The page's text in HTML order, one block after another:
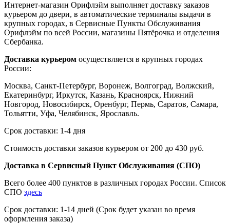
Интернет-магазин Орифлэйм выполняет доставку заказов
курьером до двери, в автоматические терминалы выдачи в
крупных городах, в Сервисные Пункты Обслуживания
Орифлэйм по всей России, магазины Пятёрочка и отделения
Сбербанка.
Доставка курьером осуществляется в крупных городах
России:
Москва, Санкт-Петербург, Воронеж, Волгоград, Волжский,
Екатеринбург, Иркутск, Казань, Красноярск, Нижний
Новгород, Новосибирск, Оренбург, Пермь, Саратов, Самара,
Тольятти, Уфа, Челябинск, Ярославль.
Срок доставки: 1-4 дня
Стоимость доставки заказов курьером от 200 до 430 руб.
Доставка в Сервисный Пункт Обслуживания (СПО)
Всего более 400 пунктов в различных городах России. Список
СПО здесь
Срок доставки: 1-14 дней (Срок будет указан во время
оформления заказа)